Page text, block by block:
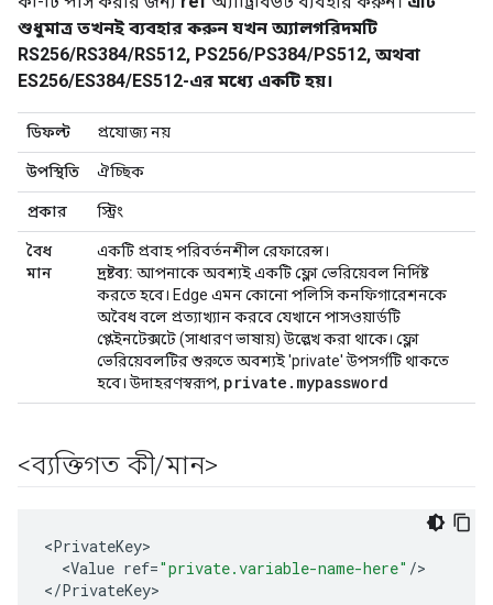
শুধুমাত্র তখনই ব্যবহার করুন যখন অ্যালগরিদমটি
RS256/RS384/RS512, PS256/PS384/PS512, অথবা
ES256/ES384/ES512-এর মধ্যে একটি হয়।
ডিফল্ট প্রযোজ্য নয়
উপস্থিতি ঐচ্ছিক
প্রকার স্ট্রিং
বৈধ
মান
একটি প্রবাহ পরিবর্তনশীল রেফারেন্স।
দ্রষ্টব্য: আপনাকে অবশ্যই একটি ফ্লো ভেরিয়েবল নির্দিষ্ট
করতে হবে। Edge এমন কোনো পলিসি কনফিগারেশনকে
অবৈধ বলে প্রত্যাখ্যান করবে যেখানে পাসওয়ার্ডটি
প্লেইনটেক্সটে (সাধারণ ভাষায়) উল্লেখ করা থাকে। ফ্লো
ভেরিয়েবলটির শুরুতে অবশ্যই 'private' উপসর্গটি থাকতে
হবে। উদাহরণস্বরূপ, private.mypassword
<ব্যক্তিগত কী/মান>
<PrivateKey
<Value ref="private.variable-name-here" />
</PrivateKey>